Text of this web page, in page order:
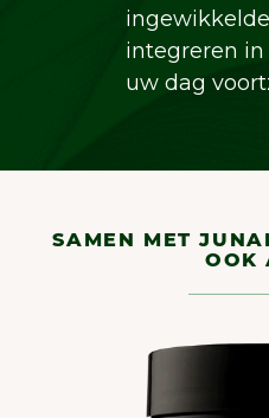
integreren
uw dag
SAMEN MET
OOK